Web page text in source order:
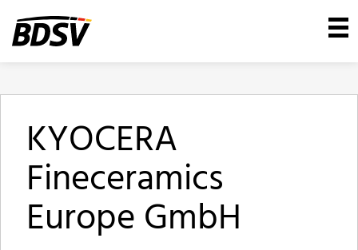
KYOCERA
Fineceramics
Europe GmbH